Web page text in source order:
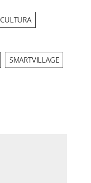
CULTURA
SMARTVILLAGE